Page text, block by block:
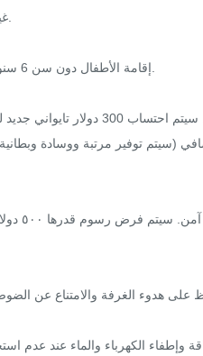
(سيتم توفير مرتبة ووسادة
٦. يُقدَّم
على هدوء الغرفة والامتناع عن
وإطفاء الكهرباء والماء عند عدم